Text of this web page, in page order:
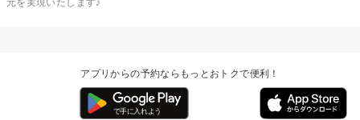
元を実現いたします♪
アプリからの予約ならもっとおトクで便利！